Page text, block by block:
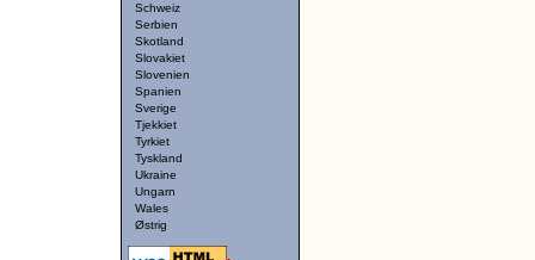
Schweiz
Serbien
Skotland
Slovakiet
Slovenien
Spanien
Sverige
Tjekkiet
Tyrkiet
Tyskland
Ukraine
Ungarn
Wales
Østrig